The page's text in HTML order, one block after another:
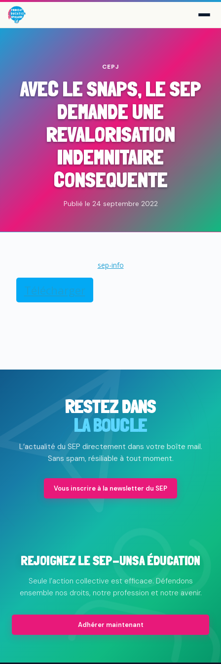
CEPJ
AVEC LE SNAPS, LE SEP
DEMANDE UNE
REVALORISATION
INDEMNITAIRE
CONSEQUENTE
Publié le 24 septembre 2022
sep-info
Télécharger
RESTEZ DANS
LA BOUCLE
L’actualité du SEP directement dans votre boîte mail.
Sans spam, résiliable à tout moment.
Vous inscrire à la newsletter du SEP
REJOIGNEZ LE SEP-UNSA ÉDUCATION
Seule l’action collective est efficace. Défendons
ensemble nos droits, notre profession et notre avenir.
Adhérer maintenant